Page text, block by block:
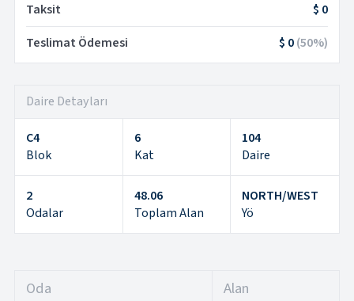
Taksit
$ 0
Teslimat Ödemesi
$ 0(50%)
Daire Detayları
C4
Blok
6
Kat
104
Daire
2
Odalar
48.06
Toplam Alan
NORTH/WEST
Yö
Oda Alan